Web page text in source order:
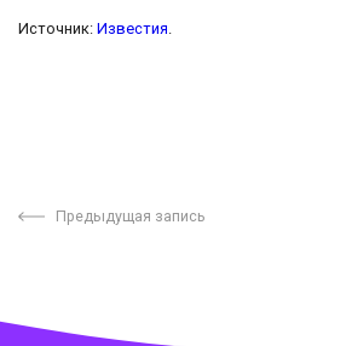
Источник: Известия.
Предыдущая запись